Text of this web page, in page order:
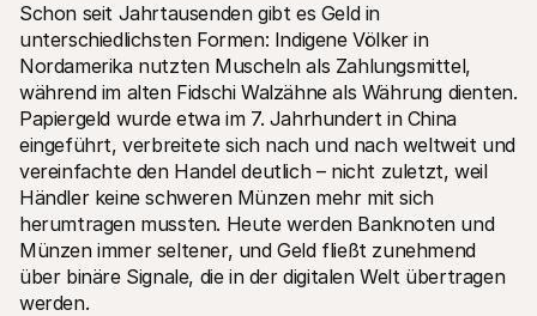
Sehen Sie sich unsere Preise an
Über uns
Unsere Story und Werte
News
Lesen Sie aktuelle Mollie-
Neuigkeiten
Karriere
Kommen Sie zu uns - wir stellen ein!
Kontakt
Für Endkunden
Warum steht Mollie auf Ihrem Kontoauszug?
Für Mollie-Händler
Kontaktieren Sie unseren Händler-Support
Sales-Team kontaktieren
Erfahren Sie, wie wir Ihrem Unternehmen helfen können
Schon seit Jahrtausenden gibt es Geld in
unterschiedlichsten Formen: Indigene Völker in
Nordamerika nutzten Muscheln als Zahlungsmittel,
während im alten Fidschi Walzähne als Währung dienten.
Papiergeld wurde etwa im 7. Jahrhundert in China
eingeführt, verbreitete sich nach und nach weltweit und
vereinfachte den Handel deutlich – nicht zuletzt, weil
Händler keine schweren Münzen mehr mit sich
herumtragen mussten. Heute werden Banknoten und
Münzen immer seltener, und Geld fließt zunehmend
über binäre Signale, die in der digitalen Welt übertragen
werden.